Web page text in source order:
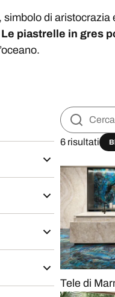
, simbolo di aristocrazia
Le piastrelle in gres
6 risultati
Tele di